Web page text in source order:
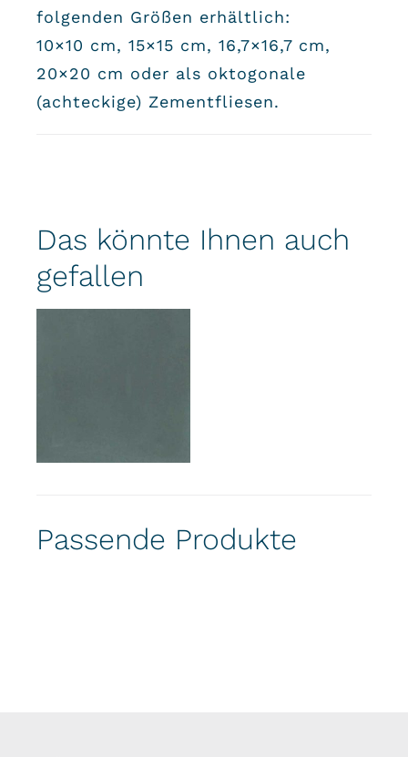
folgenden Größen erhältlich:
10×10 cm, 15×15 cm, 16,7×16,7 cm,
20×20 cm oder als oktogonale
(achteckige) Zementfliesen.
Das könnte Ihnen auch
gefallen
Passende Produkte